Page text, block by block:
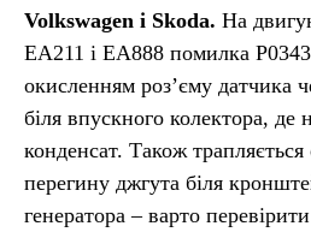
Volkswagen і Skoda. На
EA211 і EA888 помилка P0343
окисленням роз’єму датчика
біля впускного колектора, де
конденсат. Також
перегину джгута біля
генератора – варто